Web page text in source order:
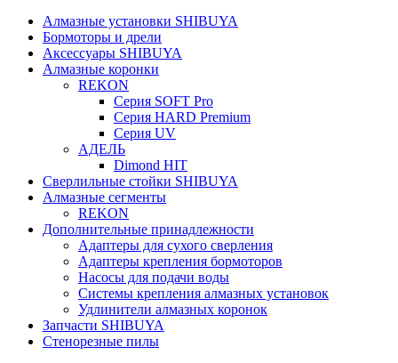
Алмазные установки SHIBUYA
Бормоторы и дрели
Аксессуары SHIBUYA
Алмазные коронки
REKON
Серия SOFT Pro
Серия HARD Premium
Серия UV
АДЕЛЬ
Dimond HIT
Сверлильные стойки SHIBUYA
Алмазные сегменты
REKON
Дополнительные принадлежности
Адаптеры для сухого сверления
Адаптеры крепления бормоторов
Насосы для подачи воды
Системы крепления алмазных установок
Удлинители алмазных коронок
Запчасти SHIBUYA
Стенорезные пилы